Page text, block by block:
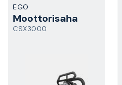
EGO
Moottorisaha
CSX3000